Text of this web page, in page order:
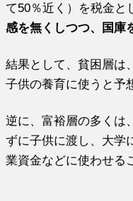
て50％近く）を税金と
感を無くしつつ、国庫
結果として、貧困層は
子供の養育に使うと予
逆に、富裕層の多くは
ずに子供に渡し、大学
業資金などに使わせる